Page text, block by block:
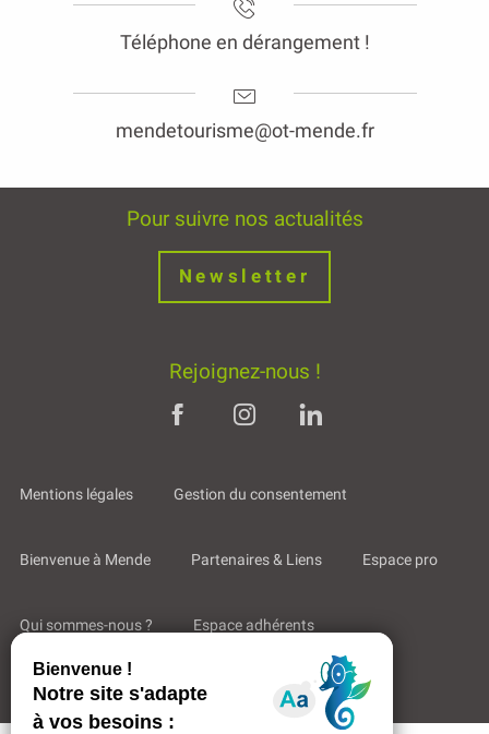
Téléphone en dérangement !
mendetourisme@ot-mende.fr
Pour suivre nos actualités
Newsletter
Rejoignez-nous !
Mentions légales Gestion du consentement
Bienvenue à Mende Partenaires & Liens Espace pro
Qui sommes-nous ? Espace adhérents
Aides & Accompagnements